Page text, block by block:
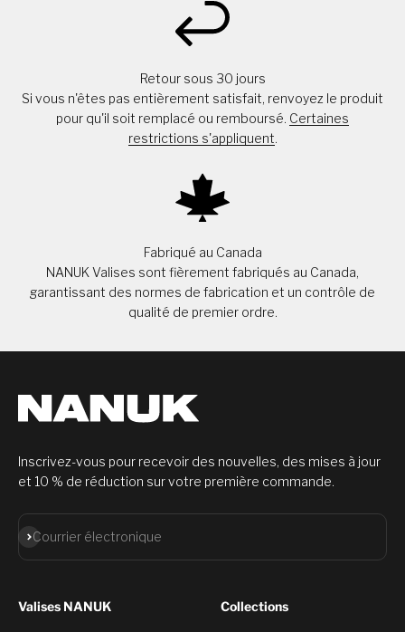
Retour sous 30 jours
Si vous n'êtes pas entièrement satisfait, renvoyez le produit
pour qu'il soit remplacé ou remboursé. Certaines
restrictions s'appliquent.
Fabriqué au Canada
NANUK Valises sont fièrement fabriqués au Canada,
garantissant des normes de fabrication et un contrôle de
qualité de premier ordre.
Inscrivez-vous pour recevoir des nouvelles, des mises à jour
et 10 % de réduction sur votre première commande.
Courrier électronique
S'abonner
Valises NANUK Collections